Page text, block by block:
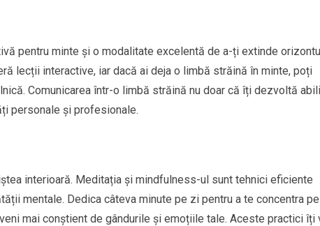
pentru minte și o modalitate excelentă de a-ți extinde
lecții interactive, iar dacă ai deja o limbă străină în minte, poți
Comunicarea într-o limbă străină nu doar că îți dezvoltă
personale și profesionale.
interioară. Meditația și mindfulness-ul sunt tehnici eficiente
mentale. Dedica câteva minute pe zi pentru a te concentra pe
mai conștient de gândurile și emoțiile tale. Aceste practici îți